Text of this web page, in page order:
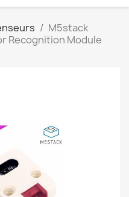
M5stack
Recognition Module